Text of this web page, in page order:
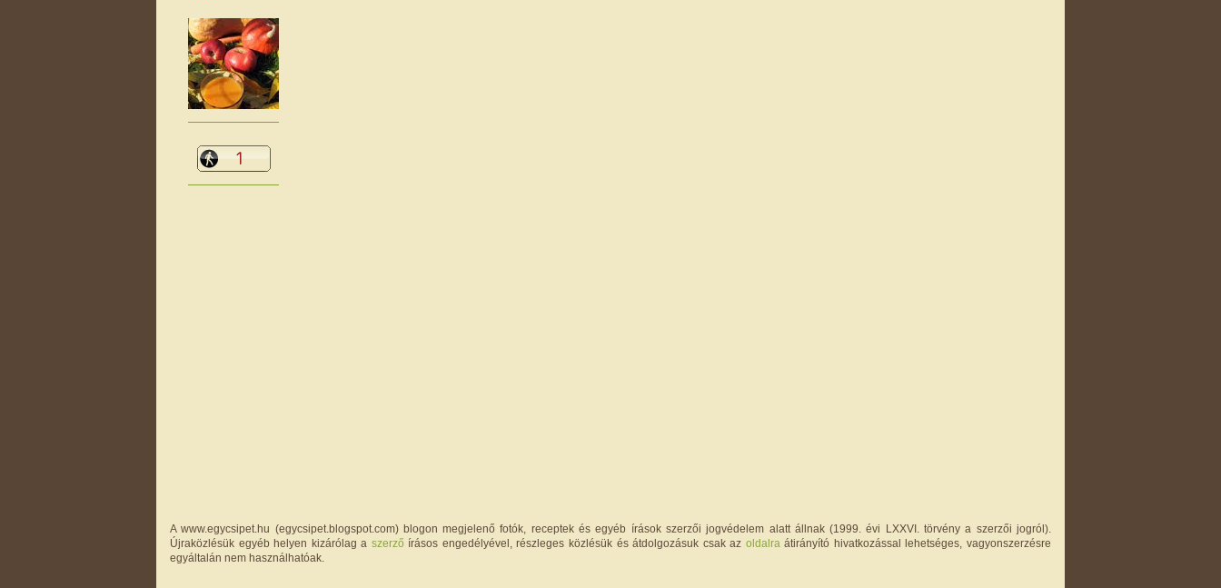
A www.egycsipet.hu (egycsipet.blogspot.com) blogon megjelenő fotók, receptek és egyéb írások szerzői jogvédelem alatt állnak (1999. évi LXXVI. törvény a szerzői jogról).
Újraközlésük egyéb helyen kizárólag a szerző írásos engedélyével, részleges közlésük és átdolgozásuk csak az oldalraátirányító hivatkozással lehetséges, vagyonszerzésre
egyáltalán nem használhatóak.